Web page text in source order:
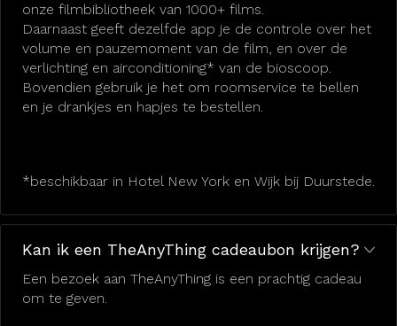
onze filmbibliotheek van 1000+ films.
Daarnaast geeft dezelfde app je de controle over het
volume en pauzemoment van de film, en over de
verlichting en airconditioning* van de bioscoop.
Bovendien gebruik je het om roomservice te bellen
en je drankjes en hapjes te bestellen.
*beschikbaar in Hotel New York en Wijk bij Duurstede.
Kan ik een TheAnyThing cadeaubon krijgen?
Een bezoek aan TheAnyThing is een prachtig cadeau
om te geven.